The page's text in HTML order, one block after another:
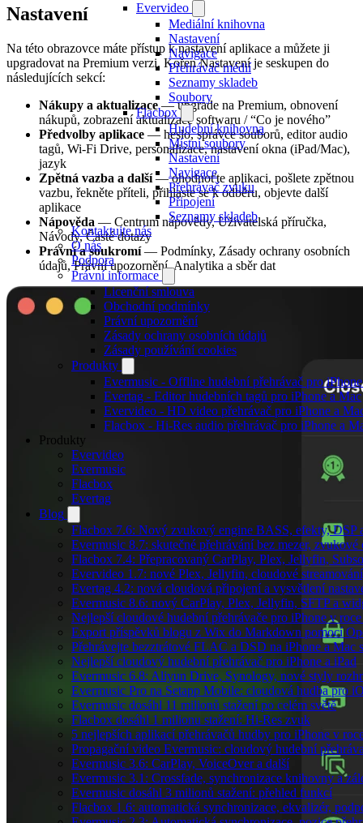
Evervideo
Mediální knihovna
Nastavení
Navigace
Přehrávač médií
Seznamy skladeb
Soubory
Flacbox
Hudební knihovna
Místní soubory
Nastavení
Navigace
Přehrávač zvuku
Připojení
Seznamy skladeb
Kontaktujte nás
O nás
Podpora
Právní informace
Licenční smlouva
Obchodní podmínky
Právní upozornění
Zásady ochrany osobních údajů
Zásady používání cookies
Produkty
Evermusic - Offline hudební přehrávač pro
Evertag - Editor hudebních tagů pro iPhone a Mac
Evervideo - HD video přehrávač pro iPhone a
Flacbox - Hi-Res audio přehrávač pro iPhone a
Produkty
Evervideo
Evermusic
Flacbox
Evertag
Blog
Flacbox 7.6: Nový zvukový engine BASS, efekty, DSP
Evermusic 8.7: skutečné přehrávání bez mezer,
Flacbox 7.4: Přepracovaný CarPlay, Plex, Jellyfin,
Evervideo 1.7: nové Plex, Jellyfin, cloudové
Evertag 4.2: nová cloudová připojení a vysvětlení
Evermusic 8.6: nový CarPlay, Plex, Jellyfin, SFTP a
Nejlepší cloudové hudební přehrávače pro iPhone v
Export příspěvků blogu z Wix do Markdown pomocí
Přehrávejte bezztrátové FLAC a DSD na iPhone a Mac
Nejlepší cloudový hudební přehrávač pro iPhone a iPad
Evermusic 6.8: Aliyun Drive, Synology, nové styly
Evermusic Pro na Setapp Mobile: cloudová hudba pro
Evermusic dosáhl 11 milionů stažení po celém světě
Flacbox dosáhl 1 milionu stažení: Hi-Res zvuk
5 nejlepších aplikací přehrávačů hudby pro iPhone v
Propagační video Evermusic: cloudový hudební
Evermusic 3.6: CarPlay, VoiceOver a další
Evermusic 3.1: Crossfade, synchronizace knihovny a
Evermusic dosáhl 3 milionů stažení: přehled funkcí
Flacbox 1.6: automatická synchronizace, ekvalizér,
Nastavení
Na této obrazovce máte přístup k nastavení aplikace a můžete ji
upgradovat na Premium verzi. Kořen Nastavení je seskupen do
následujících sekcí:
Nákupy a aktualizace— upgrade na Premium, obnovení
nákupů, zobrazení aktualizace softwaru / “Co je nového”
Předvolby aplikace — heslo, správce souborů, editor audio
tagů, Wi-Fi Drive, personalizace, nastavení okna (iPad/Mac),
jazyk
Zpětná vazba a další— ohodnoťte aplikaci, pošlete zpětnou
vazbu, řekněte příteli, přihlaste se k odběru, objevte další
aplikace
Nápověda — Centrum nápovědy, Uživatelská příručka,
Návody, Časté dotazy
Právní a soukromí— Podmínky, Zásady ochrany osobních
údajů, Právní upozornění, Analytika a sběr dat